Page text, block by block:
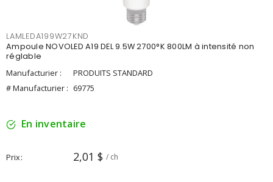
LAMLEDA199W27KND
Ampoule NOVOLED A19 DEL 9.5W 2700°K 800LM à intensité non
réglable
Manufacturier :
PRODUITS STANDARD
# Manufacturier : 69775
En inventaire
Prix 2,01 $ / ch